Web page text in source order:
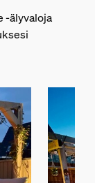
-älyvaloja